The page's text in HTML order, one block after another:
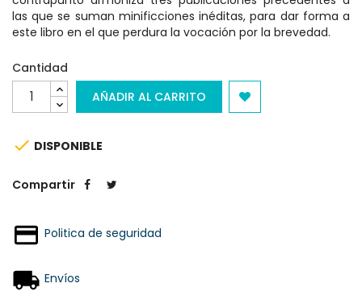
las que se suman minificciones inéditas, para dar forma a
este libro en el que perdura la vocación por la brevedad.
Cantidad
AÑADIR AL CARRITO
 DISPONIBLE
Compartir
Politica de seguridad
Envíos